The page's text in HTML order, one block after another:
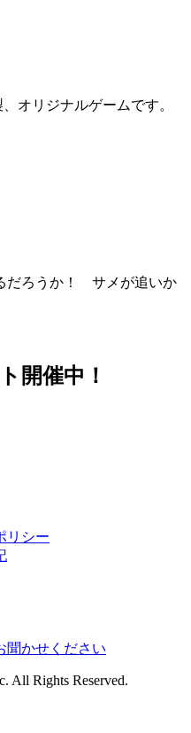
オリジナルゲームです。
だろうか！ サメが追いか
開催中！
リシー
聞かせください
All Rights Reserved.